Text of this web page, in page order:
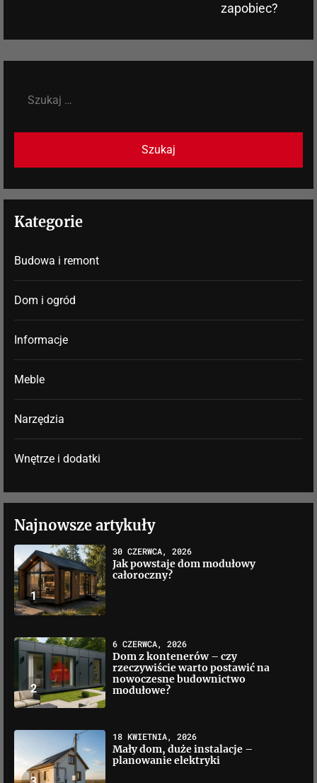
zapobiec?
Kategorie
Budowa i remont
Dom i ogród
Informacje
Meble
Narzędzia
Wnętrze i dodatki
Najnowsze artykuły
1
30 CZERWCA, 2026
Jak powstaje dom modułowy
całoroczny?
2
6 CZERWCA, 2026
Dom z kontenerów – czy
rzeczywiście warto postawić na
nowoczesne budownictwo
modułowe?
18 KWIETNIA, 2026
Mały dom, duże instalacje –
planowanie elektryki